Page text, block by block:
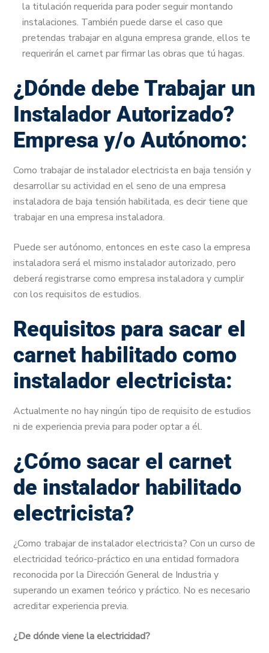
la titulación requerida para poder seguir montando
instalaciones. También puede darse el caso que
pretendas trabajar en alguna empresa grande, ellos te
requerirán el carnet par firmar las obras que tú hagas.
¿Dónde debe Trabajar un
Instalador Autorizado?
Empresa y/o Autónomo:
Como trabajar de instalador electricista en baja tensión y
desarrollar su actividad en el seno de una empresa
instaladora de baja tensión habilitada, es decir tiene que
trabajar en una empresa instaladora.
Puede ser autónomo, entonces en este caso la empresa
instaladora será el mismo instalador autorizado, pero
deberá registrarse como empresa instaladora y cumplir
con los requisitos de estudios.
Requisitos para sacar el
carnet habilitado como
instalador electricista:
Actualmente no hay ningún tipo de requisito de estudios
ni de experiencia previa para poder optar a él.
¿Cómo sacar el carnet
de instalador habilitado
electricista?
¿Como trabajar de instalador electricista? Con un curso de
electricidad teórico-práctico en una entidad formadora
reconocida por la Dirección General de Industria y
superando un examen teórico y práctico. No es necesario
acreditar experiencia previa.
¿De dónde viene la electricidad?